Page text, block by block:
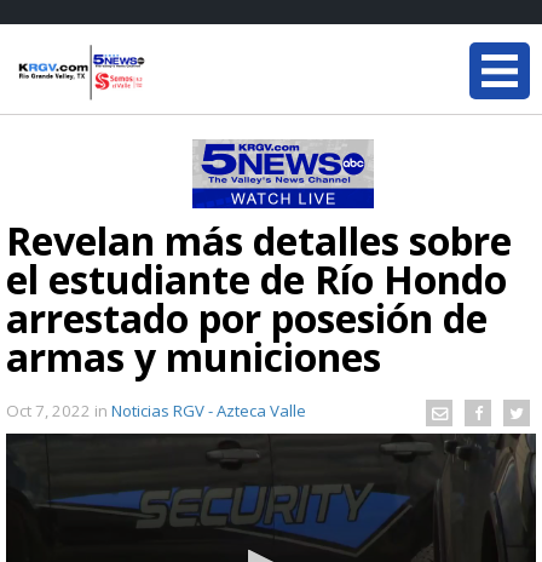
Revelan más detalles sobre
el estudiante de Río Hondo
arrestado por posesión de
armas y municiones
Oct 7, 2022 in Noticias RGV - Azteca Valle